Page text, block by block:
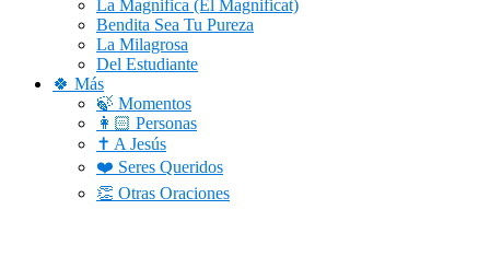
La Magnifica (El Magnificat)
Bendita Sea Tu Pureza
La Milagrosa
Del Estudiante
🍀 Más
🍃 Momentos
👩🏻 Personas
✝️ A Jesús
❤️ Seres Queridos
👏 Otras Oraciones